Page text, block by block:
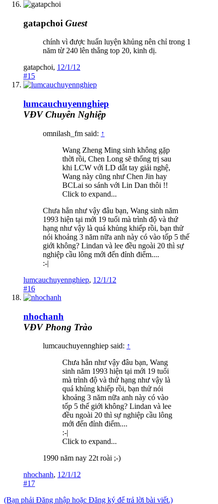
gatapchoi Guest
chính vì được huấn luyện khủng nên chỉ trong 1
năm từ 240 lên thẳng top 20, kinh dị.
gatapchoi, 12/1/12
#15
lumcauchuyennghiep
VĐV Chuyên Nghiệp
omnilash_fm said: ↑
Wang Zheng Ming sinh không gặp
thời rồi, Chen Long sẽ thống trị sau
khi LCW với LD dắt tay giải nghệ,
Wang này cũng như Chen Jin hay
BCLai so sánh với Lin Dan thôi !!
Click to expand...
Chưa hẳn như vậy đâu bạn, Wang sinh năm
1993 hiện tại mới 19 tuổi mà trình độ và thứ
hạng như vậy là quá khủng khiếp rồi, bạn thử
nói khoảng 3 năm nữa anh này có vào tốp 5 thế
giới không? Lindan và lee đều ngoài 20 thì sự
nghiệp cầu lông mới đến đỉnh điểm....
:-|
lumcauchuyennghiep, 12/1/12
#16
nhochanh
VĐV Phong Trào
lumcauchuyennghiep said: ↑
Chưa hẳn như vậy đâu bạn, Wang
sinh năm 1993 hiện tại mới 19 tuổi
mà trình độ và thứ hạng như vậy là
quá khủng khiếp rồi, bạn thử nói
khoảng 3 năm nữa anh này có vào
tốp 5 thế giới không? Lindan và lee
đều ngoài 20 thì sự nghiệp cầu lông
mới đến đỉnh điểm....
:-|
Click to expand...
1990 năm nay 22t roài ;-)
nhochanh, 12/1/12
#17
(Bạn phải Đăng nhập hoặc Đăng ký để trả lời bài viết.)